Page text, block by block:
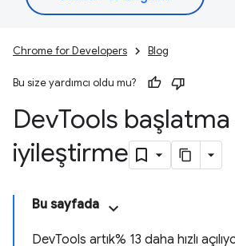
Chrome for Developers Blog
Bu size yardımcı oldu mu?
DevTools
iyileştirme
Bu sayfada
DevTools artık% 13 daha hızlı